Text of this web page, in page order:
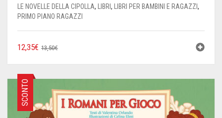
LE NOVELLE DELLA CIPOLLA, LIBRI, LIBRI PER BAMBINI E RAGAZZI,
PRIMO PIANO RAGAZZI
13,50€IL
ERA:
13,50€.
12,35€
IL
È:
12,35€.
SCONTO